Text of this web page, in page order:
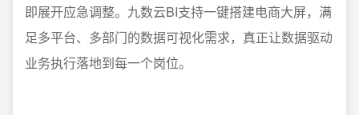
即展开应急调整。九数云BI支持一键搭建电商大屏，满
足多平台、多部门的数据可视化需求，真正让数据驱动
业务执行落地到每一个岗位。